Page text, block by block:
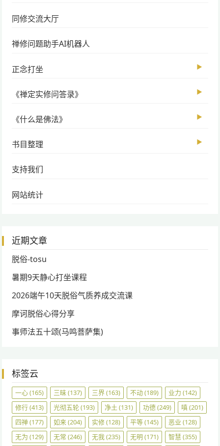
同修交流大厅
禅修问题助手AI机器人
正念打坐 ▶
《禅定实修问答录》 ▶
《什么是佛法》 ▶
书目整理 ▶
支持我们
网站统计
近期文章
脱俗-tosu
暑期9天静心打坐课程
2026端午10天脱俗气质养成交流课
摩诃脱俗心得分享
事师法五十颂(马鸣菩萨集)
标签云
一心(165) 三昧(137) 三界(163) 不动(189) 业力 (142)
修行(413) 光彻五轮(193) 净土 (131) 功德(249) 嗔(201)
四禅(177) 如来(204) 实修(128) 平等(145) 恶业 (128)
无为 (129) 无常 (246) 无我(235) 无明 (171) 智慧 (355)